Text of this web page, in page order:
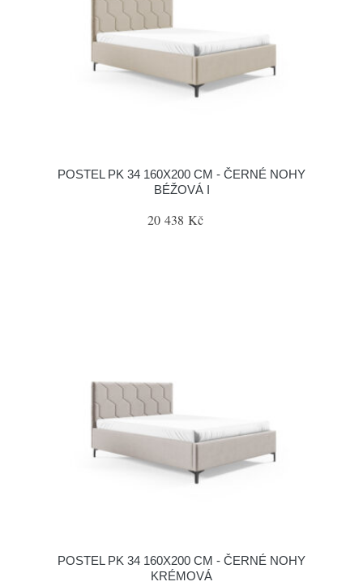
POSTEL PK 34 160X200 CM - ČERNÉ NOHY
BÉŽOVÁ I
20 438 Kč
POSTEL PK 34 160X200 CM - ČERNÉ NOHY
KRÉMOVÁ